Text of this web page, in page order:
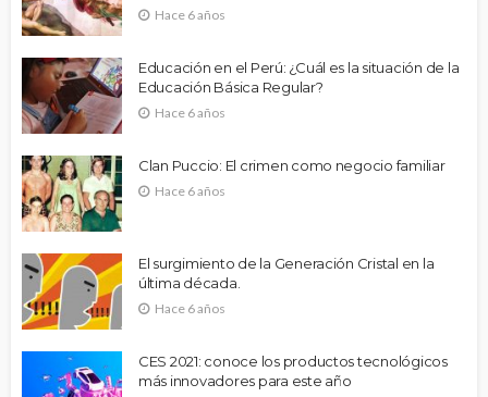
Hace 6 años
Educación en el Perú: ¿Cuál es la situación de la
Educación Básica Regular?
Hace 6 años
Clan Puccio: El crimen como negocio familiar
Hace 6 años
El surgimiento de la Generación Cristal en la
última década.
Hace 6 años
CES 2021: conoce los productos tecnológicos
más innovadores para este año